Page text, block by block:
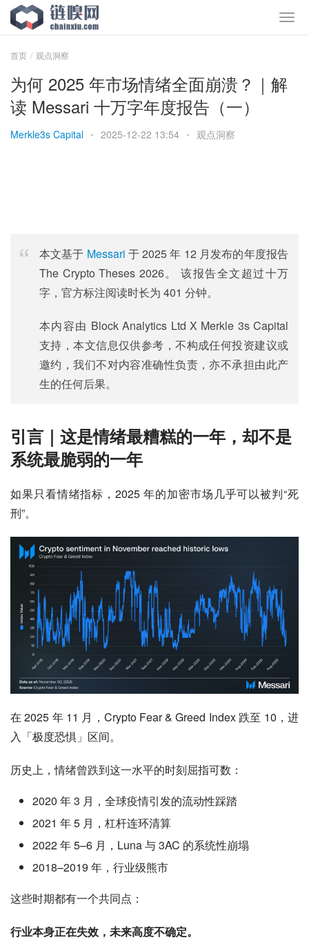
首页 观点洞察
为何 2025 年市场情绪全面崩溃？｜解
读 Messari 十万字年度报告（一）
Merkle3s Capital • 2025-12-22 13:54 • 观点洞察
本文基于 Messari 于 2025 年 12 月发布的年度报告
The Crypto Theses 2026。 该报告全文超过十万
字，官方标注阅读时长为 401 分钟。
本内容由 Block Analytics Ltd X Merkle 3s Capital
支持，本文信息仅供参考，不构成任何投资建议或
邀约，我们不对内容准确性负责，亦不承担由此产
生的任何后果。
引言｜这是情绪最糟糕的一年，却不是
系统最脆弱的一年
如果只看情绪指标，2025 年的加密市场几乎可以被判“死
刑”。
在 2025 年 11 月，Crypto Fear & Greed Index 跌至 10，进
入「极度恐惧」区间。
历史上，情绪曾跌到这一水平的时刻屈指可数：
2020 年 3 月，全球疫情引发的流动性踩踏
2021 年 5 月，杠杆连环清算
2022 年 5–6 月，Luna 与 3AC 的系统性崩塌
2018–2019 年，行业级熊市
这些时期都有一个共同点：
行业本身正在失效，未来高度不确定。